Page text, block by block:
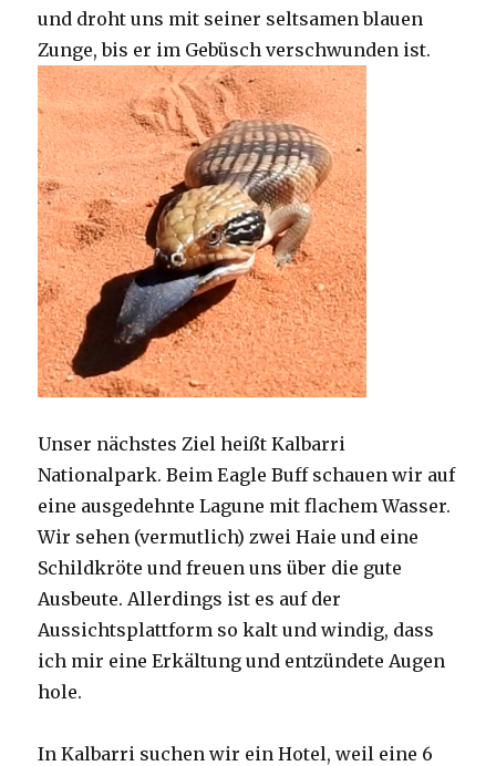
und droht uns mit seiner seltsamen blauen
Zunge, bis er im Gebüsch verschwunden ist.
Unser nächstes Ziel heißt Kalbarri
Nationalpark. Beim Eagle Buff schauen wir auf
eine ausgedehnte Lagune mit flachem Wasser.
Wir sehen (vermutlich) zwei Haie und eine
Schildkröte und freuen uns über die gute
Ausbeute. Allerdings ist es auf der
Aussichtsplattform so kalt und windig, dass
ich mir eine Erkältung und entzündete Augen
hole.
In Kalbarri suchen wir ein Hotel, weil eine 6